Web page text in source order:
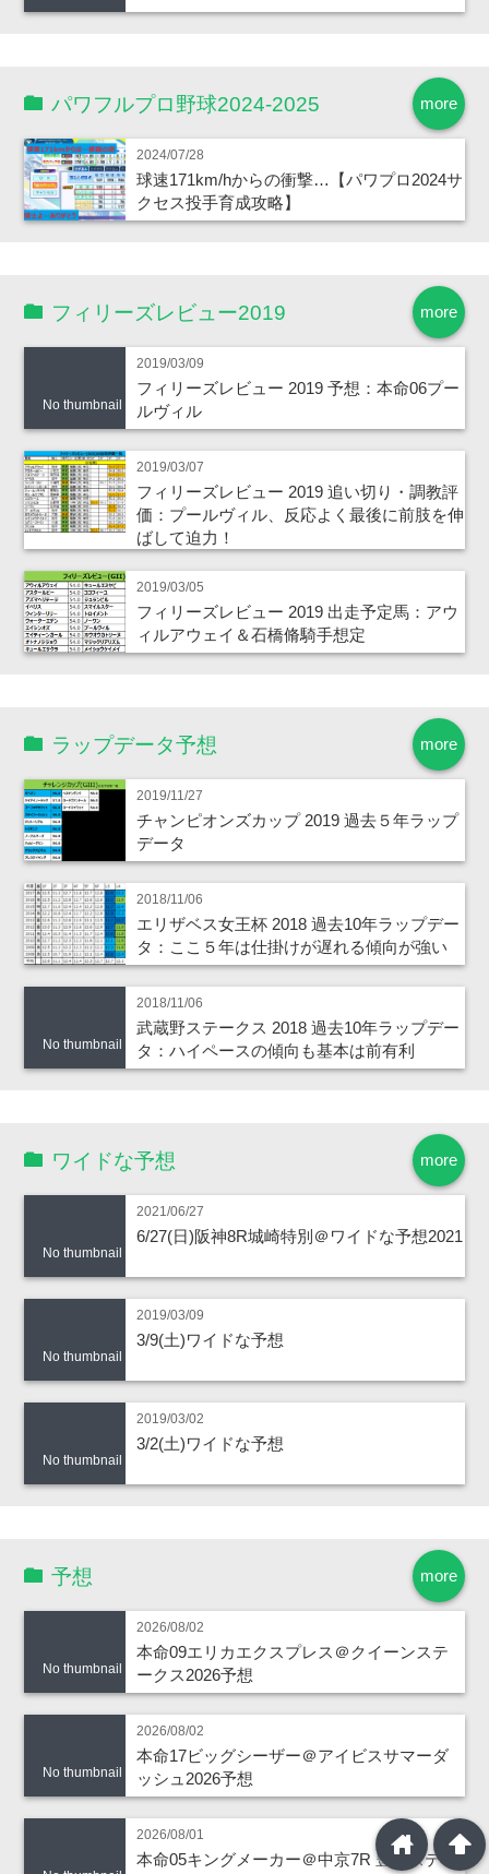
more
パワフルプロ野球2024-2025
2024/07/28
球速171km/hからの衝撃…【パワプロ2024サ
クセス投手育成攻略】
more
フィリーズレビュー2019
No thumbnail
2019/03/09
フィリーズレビュー 2019 予想：本命06プー
ルヴィル
2019/03/07
フィリーズレビュー 2019 追い切り・調教評
価：プールヴィル、反応よく最後に前肢を伸
ばして迫力！
2019/03/05
フィリーズレビュー 2019 出走予定馬：アウ
ィルアウェイ＆石橋脩騎手想定
more
ラップデータ予想
2019/11/27
チャンピオンズカップ 2019 過去５年ラップ
データ
2018/11/06
エリザベス女王杯 2018 過去10年ラップデー
タ：ここ５年は仕掛けが遅れる傾向が強い
No thumbnail
2018/11/06
武蔵野ステークス 2018 過去10年ラップデー
タ：ハイペースの傾向も基本は前有利
more
ワイドな予想
No thumbnail
2021/06/27
6/27(日)阪神8R城崎特別＠ワイドな予想2021
No thumbnail
2019/03/09
3/9(土)ワイドな予想
No thumbnail
2019/03/02
3/2(土)ワイドな予想
more
予想
No thumbnail
2026/08/02
本命09エリカエクスプレス＠クイーンステ
ークス2026予想
No thumbnail
2026/08/02
本命17ビッグシーザー＠アイビスサマーダ
ッシュ2026予想
2026/08/01
本命05キングメーカー＠中京7R 豊橋ステーarrowup
home